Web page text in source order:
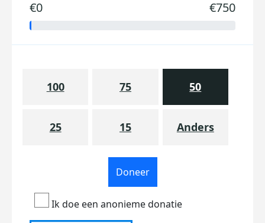
€0 €750
100 75 50
25 15 Anders
Doneer
Ik doe een anonieme donatie